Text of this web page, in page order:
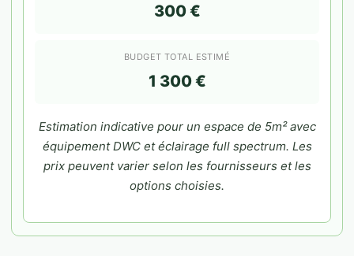
300 €
BUDGET TOTAL ESTIMÉ
1 300 €
Estimation indicative pour un espace de 5m² avec
équipement DWC et éclairage full spectrum. Les
prix peuvent varier selon les fournisseurs et les
options choisies.